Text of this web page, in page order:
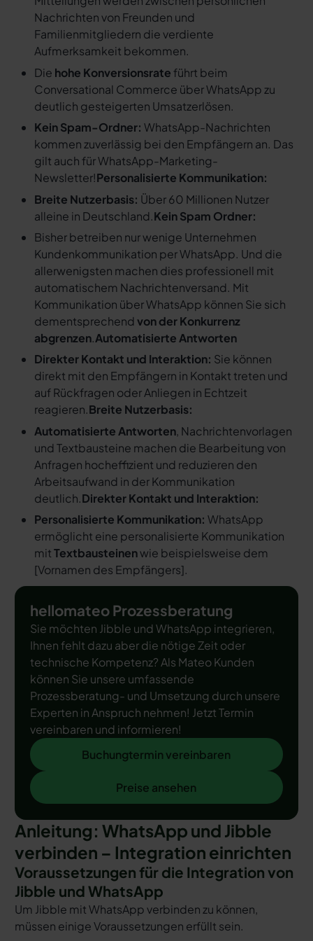
Nachrichten von Freunden und
Familienmitgliedern die verdiente
Aufmerksamkeit bekommen.
Die hohe Konversionsrate führt beim
Conversational Commerce über WhatsApp zu
deutlich gesteigerten Umsatzerlösen.
Kein Spam-Ordner: WhatsApp-Nachrichten
kommen zuverlässig bei den Empfängern an. Das
gilt auch für WhatsApp-Marketing-
Newsletter!Personalisierte Kommunikation:
Breite Nutzerbasis: Über 60 Millionen Nutzer
alleine in Deutschland.Kein Spam Ordner:
Bisher betreiben nur wenige Unternehmen
Kundenkommunikation per WhatsApp. Und die
allerwenigsten machen dies professionell mit
automatischem Nachrichtenversand. Mit
Kommunikation über WhatsApp können Sie sich
dementsprechendvon der Konkurrenz
abgrenzen.Automatisierte Antworten
Direkter Kontakt und Interaktion: Sie können
direkt mit den Empfängern in Kontakt treten und
auf Rückfragen oder Anliegen in Echtzeit
reagieren.Breite Nutzerbasis:
Automatisierte Antworten, Nachrichtenvorlagen
und Textbausteine machen die Bearbeitung von
Anfragen hocheffizient und reduzieren den
Arbeitsaufwand in der Kommunikation
deutlich.Direkter Kontakt und Interaktion:
Personalisierte Kommunikation: WhatsApp
ermöglicht eine personalisierte Kommunikation
mitTextbausteinenwie beispielsweise dem
[Vornamen des Empfängers].
hellomateo Prozessberatung
Sie möchten Jibble und WhatsApp integrieren,
Ihnen fehlt dazu aber die nötige Zeit oder
technische Kompetenz? Als Mateo Kunden
können Sie unsere umfassende
Prozessberatung- und Umsetzung durch unsere
Experten in Anspruch nehmen! Jetzt Termin
vereinbaren und informieren!
Buchungtermin vereinbaren
Buchungtermin vereinbaren
Preise ansehen
Preise ansehen
Anleitung: WhatsApp und Jibble
verbinden – Integration einrichten
Voraussetzungen für die Integration von
Jibble und WhatsApp
Um Jibble mit WhatsApp verbinden zu können,
müssen einige Voraussetzungen erfüllt sein.